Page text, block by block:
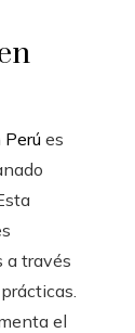
es
a través
el